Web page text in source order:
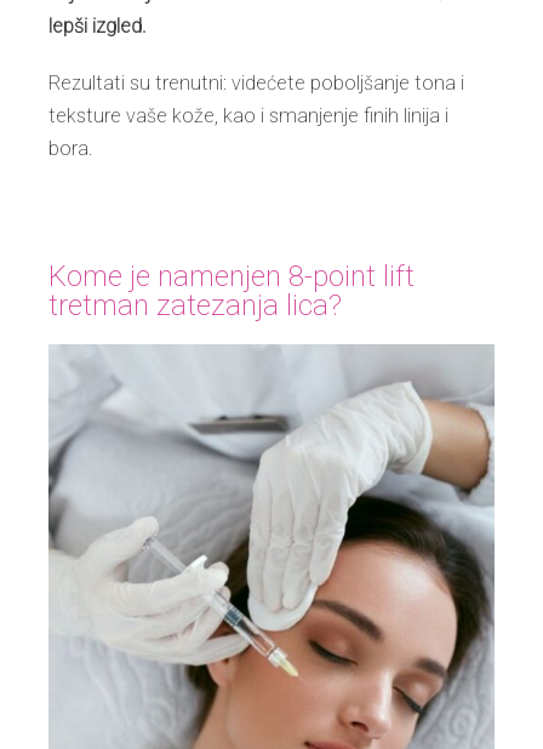
lepši izgled.
Rezultati su trenutni: videćete poboljšanje tona i
teksture vaše kože, kao i smanjenje finih linija i
bora.
Kome je namenjen 8-point lift
tretman zatezanja lica?